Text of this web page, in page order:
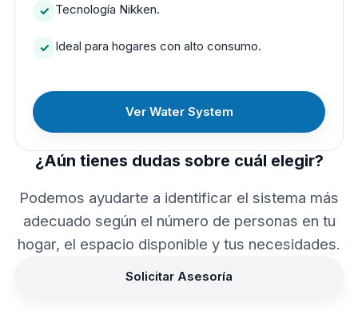
Tecnología Nikken.
Ideal para hogares con alto consumo.
Ver Water System
¿Aún tienes dudas sobre cuál elegir?
Podemos ayudarte a identificar el sistema más
adecuado según el número de personas en tu
hogar, el espacio disponible y tus necesidades.
Solicitar Asesoría